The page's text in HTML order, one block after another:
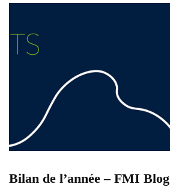
Bilan de l’année – FMI Blog